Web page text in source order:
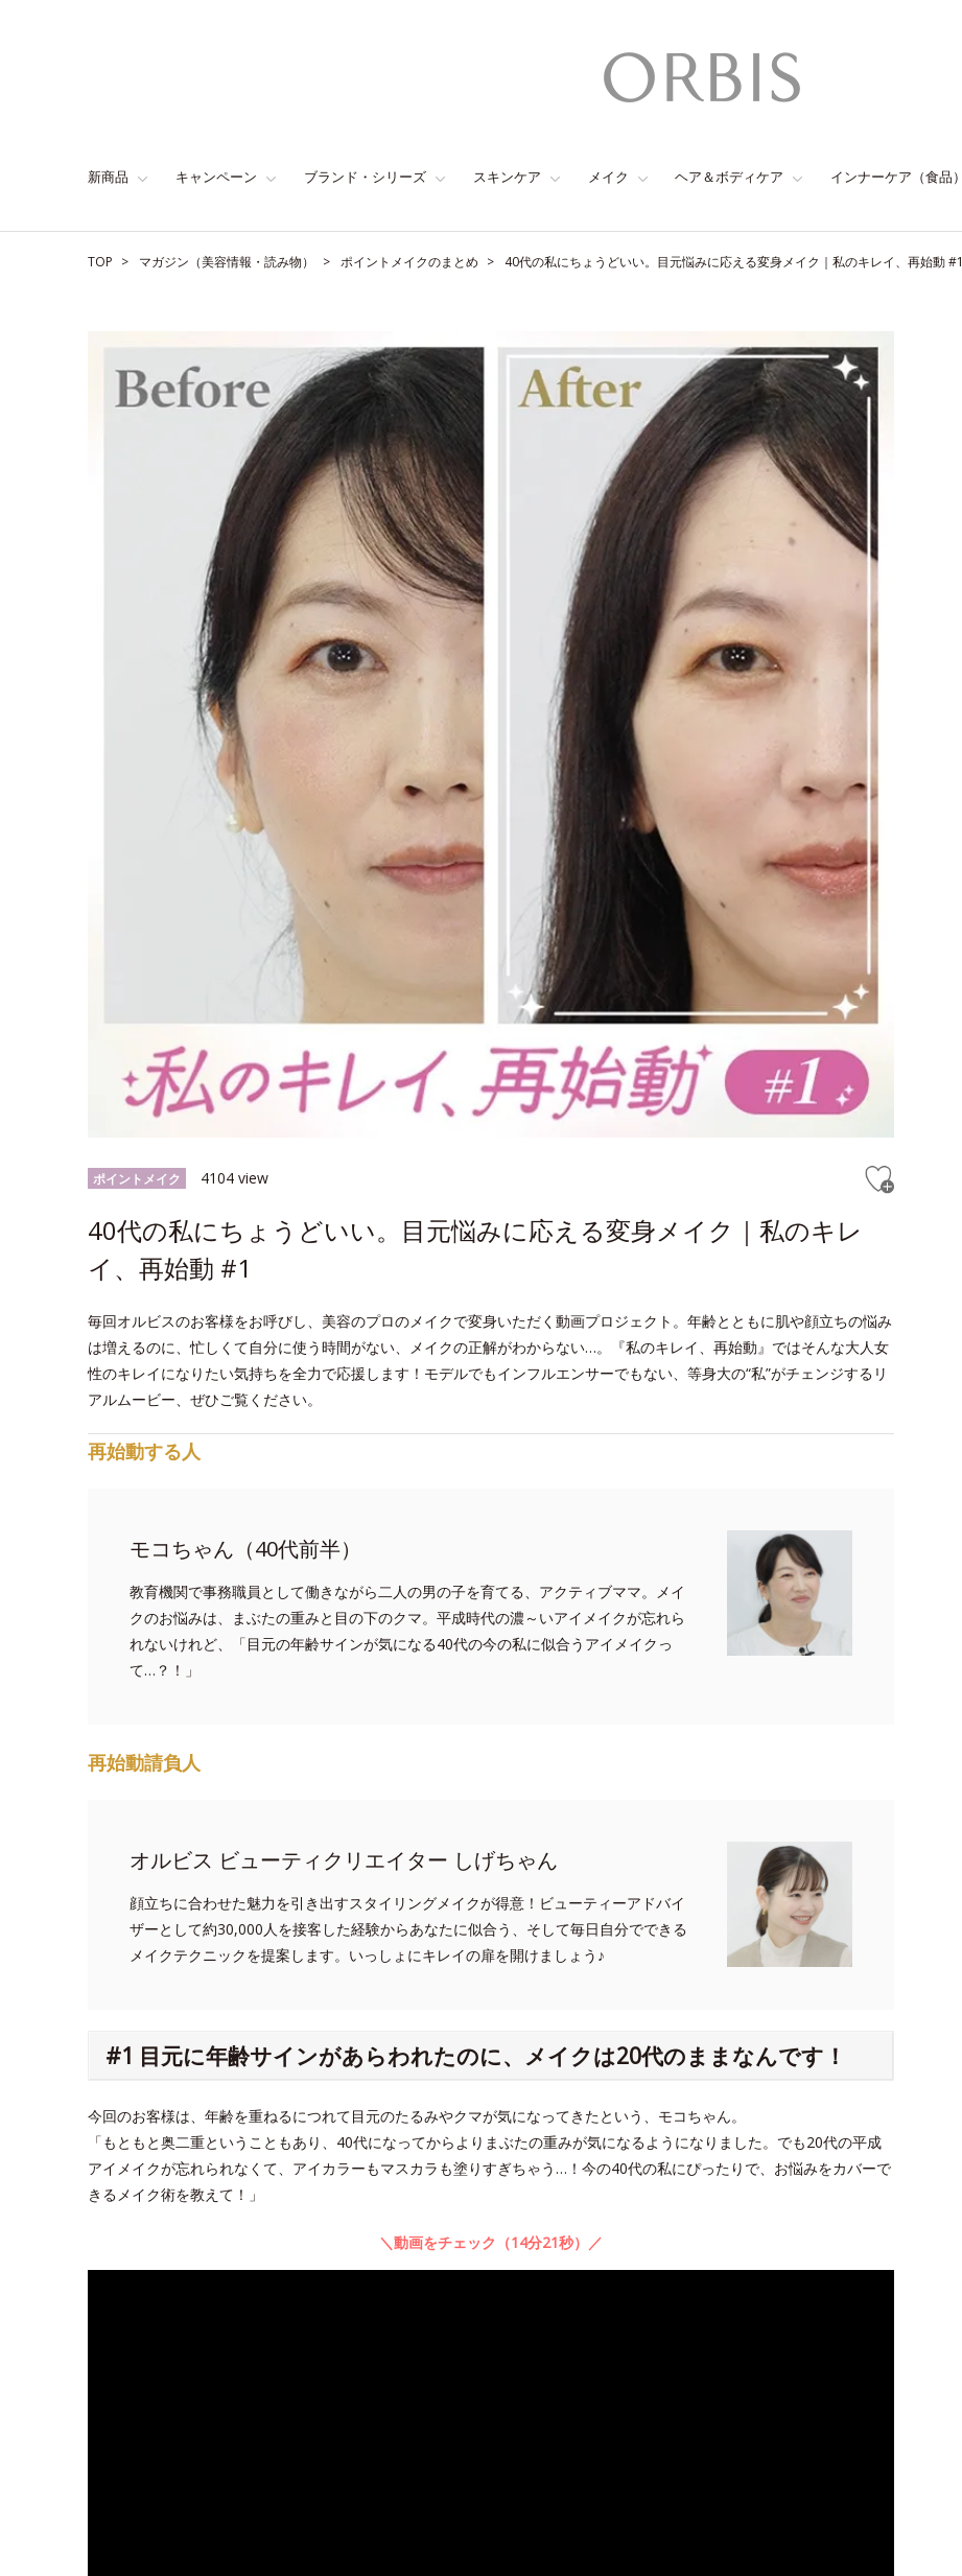
新商品 キャンペーン ブランド・シリーズ スキンケア メイク ヘア＆ボディケア インナーケア（食品）
TOP マガジン（美容情報・読み物） ポイントメイクのまとめ 40代の私にちょうどいい。目元悩みに応える変身メイク｜私のキレイ、再始動 #1
ポイントメイク 4104 view
40代の私にちょうどいい。目元悩みに応える変身メイク｜私のキレ
イ、再始動 #1
毎回オルビスのお客様をお呼びし、美容のプロのメイクで変身いただく動画プロジェクト。年齢とともに肌や顔立ちの悩み
は増えるのに、忙しくて自分に使う時間がない、メイクの正解がわからない…。『私のキレイ、再始動』ではそんな大人女
性のキレイになりたい気持ちを全力で応援します！モデルでもインフルエンサーでもない、等身大の“私”がチェンジするリ
アルムービー、ぜひご覧ください。
再始動する人
モコちゃん（40代前半）
教育機関で事務職員として働きながら二人の男の子を育てる、アクティブママ。メイ
クのお悩みは、まぶたの重みと目の下のクマ。平成時代の濃～いアイメイクが忘れら
れないけれど、「目元の年齢サインが気になる40代の今の私に似合うアイメイクっ
て…？！」
再始動請負人
オルビス ビューティクリエイター しげちゃん
顔立ちに合わせた魅力を引き出すスタイリングメイクが得意！ビューティーアドバイ
ザーとして約30,000人を接客した経験からあなたに似合う、そして毎日自分でできる
メイクテクニックを提案します。いっしょにキレイの扉を開けましょう♪
#1 目元に年齢サインがあらわれたのに、メイクは20代のままなんです！
今回のお客様は、年齢を重ねるにつれて目元のたるみやクマが気になってきたという、モコちゃん。
「もともと奥二重ということもあり、40代になってからよりまぶたの重みが気になるようになりました。でも20代の平成
アイメイクが忘れられなくて、アイカラーもマスカラも塗りすぎちゃう…！今の40代の私にぴったりで、お悩みをカバーで
きるメイク術を教えて！」
＼動画をチェック（14分21秒）／